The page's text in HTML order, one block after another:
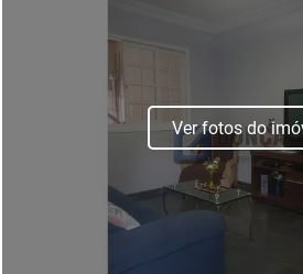
Ver fotos do